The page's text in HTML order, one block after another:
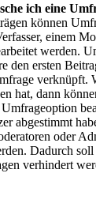
ich eine
können
einem
werden.
den ersten
verknüpft.
hat, dann
abgestimmt
oder
Dadurch
verhindert